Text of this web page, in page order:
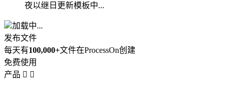
夜以继日更新模板中...
加载中...
发布文件
每天有100,000+文件在ProcessOn创建
免费使用
产品  